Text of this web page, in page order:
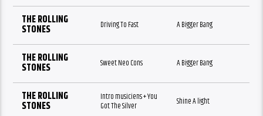
THE ROLLING
STONES Driving To Fast A Bigger Bang
THE ROLLING
STONES Sweet Neo Cons A Bigger Bang
THE ROLLING
STONES
Intro musiciens + You
Got The Silver
Shine A light